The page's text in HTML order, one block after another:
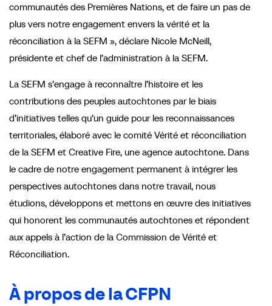
communautés des Premières Nations, et de faire un pas de
plus vers notre engagement envers la vérité et la
réconciliation à la SEFM », déclare Nicole McNeill,
présidente et chef de l’administration à la SEFM.
La SEFM s’engage à reconnaître l’histoire et les
contributions des peuples autochtones par le biais
d’initiatives telles qu’un guide pour les reconnaissances
territoriales, élaboré avec le comité Vérité et réconciliation
de la SEFM et Creative Fire, une agence autochtone. Dans
le cadre de notre engagement permanent à intégrer les
perspectives autochtones dans notre travail, nous
étudions, développons et mettons en œuvre des initiatives
qui honorent les communautés autochtones et répondent
aux appels à l’action de la Commission de Vérité et
Réconciliation.
À propos de la CFPN